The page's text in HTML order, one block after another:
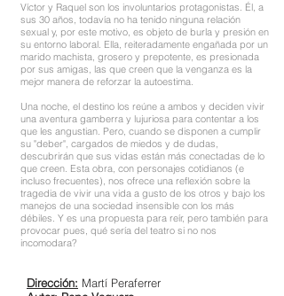
Víctor y Raquel son los involuntarios protagonistas. Él, a
sus 30 años, todavía no ha tenido ninguna relación
sexual y, por este motivo, es objeto de burla y presión en
su entorno laboral. Ella, reiteradamente engañada por un
marido machista, grosero y prepotente, es presionada
por sus amigas, las que creen que la venganza es la
mejor manera de reforzar la autoestima.
Una noche, el destino los reúne a ambos y deciden vivir
una aventura gamberra y lujuriosa para contentar a los
que les angustian. Pero, cuando se disponen a cumplir
su "deber", cargados de miedos y de dudas,
descubrirán que sus vidas están más conectadas de lo
que creen. Esta obra, con personajes cotidianos (e
incluso frecuentes), nos ofrece una reflexión sobre la
tragedia de vivir una vida a gusto de los otros y bajo los
manejos de una sociedad insensible con los más
débiles. Y es una propuesta para reír, pero también para
provocar pues, qué sería del teatro si no nos
incomodara?
Dirección: Martí Peraferrer